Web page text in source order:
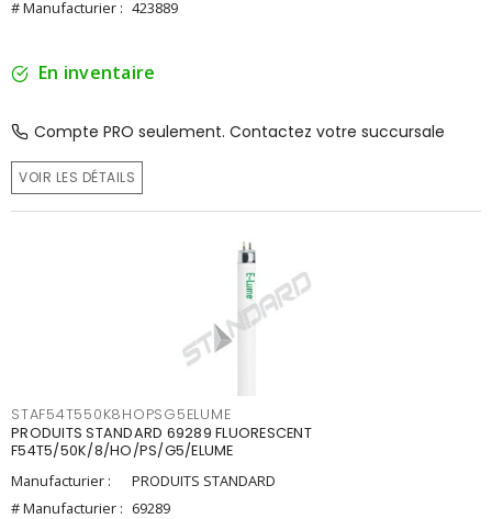
# Manufacturier : 423889
En inventaire
Compte PRO seulement. Contactez votre succursale
VOIR LES DÉTAILS
STAF54T550K8HOPSG5ELUME
PRODUITS STANDARD 69289 FLUORESCENT
F54T5/50K/8/HO/PS/G5/ELUME
Manufacturier :
PRODUITS STANDARD
# Manufacturier : 69289